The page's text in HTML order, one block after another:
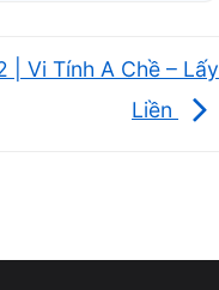
| Vi Tính A Chề – Lấy
Liền